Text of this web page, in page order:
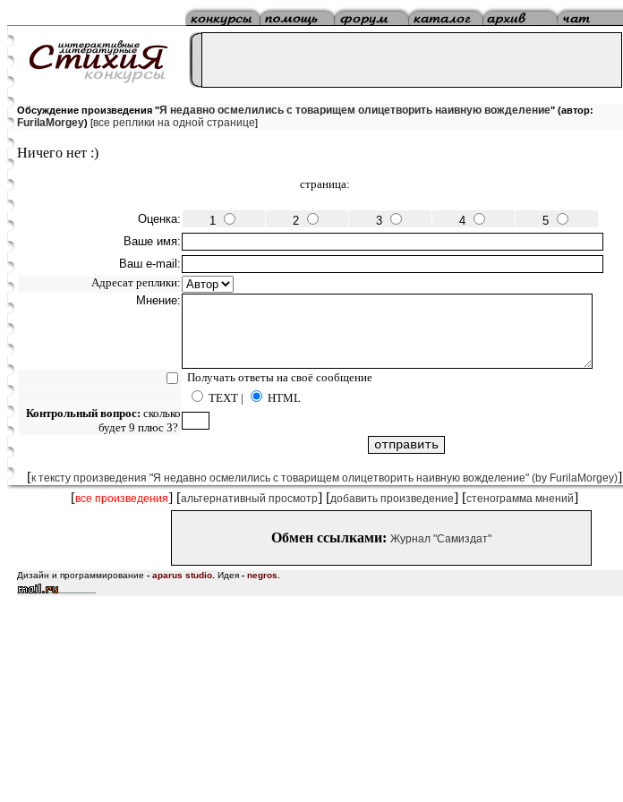
Обсуждение произведения "Я недавно осмелились с товарищем олицетворить наивную вожделение" (автор:
FurilaMorgey) [все реплики на одной странице]
Ничего нет :)
страница:
Оценка: 1 2 3 4
5
Ваше имя:
Ваш e-mail:
Адресат реплики:
Мнение:
Получать ответы на своё сообщение
TEXT |
HTML
Контрольный вопрос: сколько
будет 9 плюс 3?
[к тексту произведения "Я недавно осмелились с товарищем олицетворить наивную вожделение" (by FurilaMorgey)]
[все произведения] [альтернативный просмотр] [добавить произведение] [стенограмма мнений]
Обмен ссылками: Журнал "Самиздат"
Дизайн и программирование - aparus studio Идея - negros